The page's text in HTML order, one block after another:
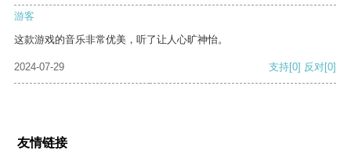
游客
这款游戏的音乐非常优美，听了让人心旷神怡。
2024-07-29 支持[0] 反对[0]
友情链接